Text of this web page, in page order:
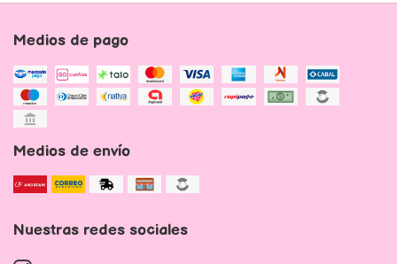
Medios de pago
Medios de envío
Nuestras redes sociales